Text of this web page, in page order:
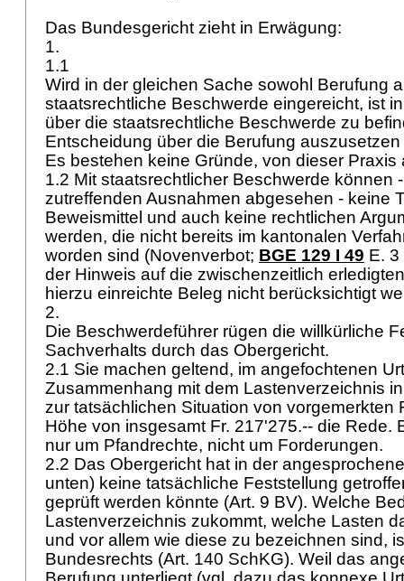
Das Bundesgericht zieht in Erwägung:
1.
1.1
Wird in der gleichen Sache sowohl Berufung
staatsrechtliche Beschwerde eingereicht, ist
über die staatsrechtliche Beschwerde zu
Entscheidung über die Berufung auszusetzen
Es bestehen keine Gründe, von dieser
1.2 Mit staatsrechtlicher Beschwerde können
zutreffenden Ausnahmen abgesehen - keine
Beweismittel und auch keine rechtlichen
werden, die nicht bereits im kantonalen
worden sind (Novenverbot; BGE 129 I 49 E.
der Hinweis auf die zwischenzeitlich
hierzu einreichte Beleg nicht berücksichtigt
2.
Die Beschwerdeführer rügen die willkürliche
Sachverhalts durch das Obergericht.
2.1 Sie machen geltend, im angefochtenen
Zusammenhang mit dem Lastenverzeichnis
zur tatsächlichen Situation von vorgemerkten
Höhe von insgesamt Fr. 217'275.-- die Rede.
nur um Pfandrechte, nicht um Forderungen.
2.2 Das Obergericht hat in der
unten) keine tatsächliche Feststellung
geprüft werden könnte (Art. 9 BV). Welche
Lastenverzeichnis zukommt, welche Lasten
und vor allem wie diese zu bezeichnen sind,
Bundesrechts (Art. 140 SchKG). Weil das